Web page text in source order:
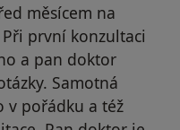
měsícem na
první konzultaci
a pan doktor
Samotná
v pořádku a též